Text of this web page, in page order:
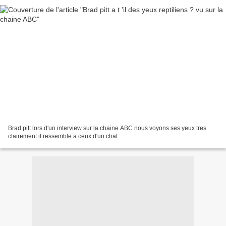
Brad pitt lors d'un interview sur la chaine ABC nous voyons ses yeux tres
clairement il ressemble a ceux d'un chat .